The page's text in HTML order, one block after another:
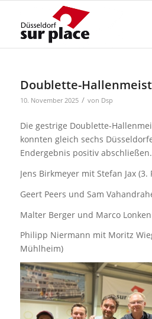
Doublette-
10. November 2025 / von Dsp
Die gestrige Doublette-
konnten gleich sechs
Endergebnis positiv abschließen.
Jens Birkmeyer mit Stefan Jax (3.
Geert Peers und Sam
Malter Berger und Marco Lonken
Philipp Niermann mit Moritz
Mühlheim)